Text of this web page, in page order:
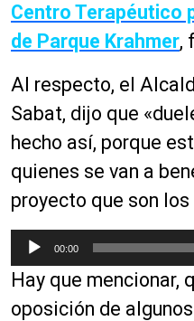
Centro Terapéutico
de Parque Krahmer,
Al respecto, el
Sabat, dijo que
hecho así, porque
quienes se van a
proyecto que son
e
p
r
00:00
Hay que mencionar,
oposición de